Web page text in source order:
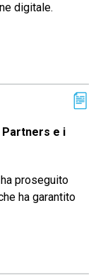
digitale.
Partners e i
proseguito
ha garantito